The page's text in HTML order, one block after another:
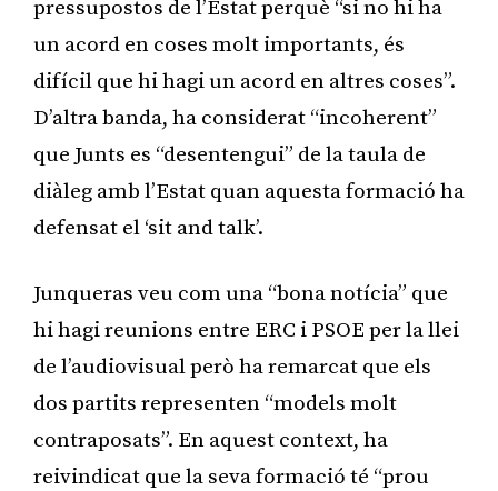
pressupostos de l’Estat perquè “si no hi ha
un acord en coses molt importants, és
difícil que hi hagi un acord en altres coses”.
D’altra banda, ha considerat “incoherent”
que Junts es “desentengui” de la taula de
diàleg amb l’Estat quan aquesta formació ha
defensat el ‘sit and talk’.
Junqueras veu com una “bona notícia” que
hi hagi reunions entre ERC i PSOE per la llei
de l’audiovisual però ha remarcat que els
dos partits representen “models molt
contraposats”. En aquest context, ha
reivindicat que la seva formació té “prou